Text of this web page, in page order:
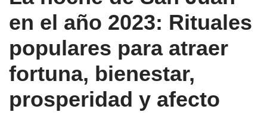
en el año 2023: Rituales
populares para atraer
fortuna, bienestar,
prosperidad y afecto